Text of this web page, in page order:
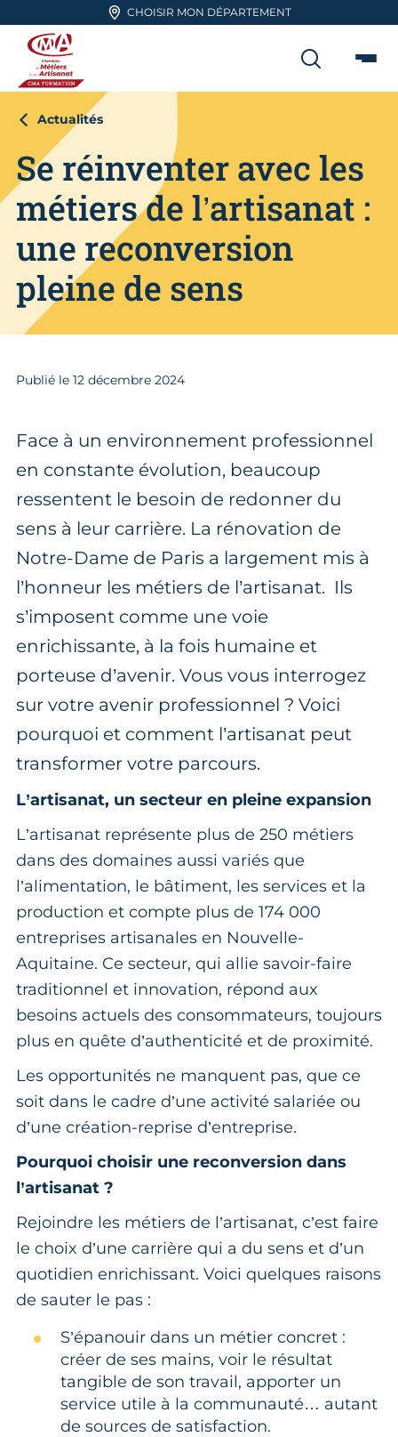
Aller en haut de pageCHOISIR MON DÉPARTEMENT
CMA FORMATION
Actualités
Se réinventer avec les
métiers de l’artisanat :
une reconversion
pleine de sens
Publié le 12 décembre 2024
Face à un environnement professionnel
en constante évolution, beaucoup
ressentent le besoin de redonner du
sens à leur carrière. La rénovation de
Notre-Dame de Paris a largement mis à
l’honneur les métiers de l’artisanat. Ils
s’imposent comme une voie
enrichissante, à la fois humaine et
porteuse d’avenir. Vous vous interrogez
sur votre avenir professionnel ? Voici
pourquoi et comment l’artisanat peut
transformer votre parcours.
L’artisanat, un secteur en pleine expansion
L’artisanat représente plus de 250 métiers
dans des domaines aussi variés que
l’alimentation, le bâtiment, les services et la
production et compte plus de 174 000
entreprises artisanales en Nouvelle-
Aquitaine. Ce secteur, qui allie savoir-faire
traditionnel et innovation, répond aux
besoins actuels des consommateurs, toujours
plus en quête d’authenticité et de proximité.
Les opportunités ne manquent pas, que ce
soit dans le cadre d’une activité salariée ou
d’une création-reprise d’entreprise.
Pourquoi choisir une reconversion dans
l’artisanat ?
Rejoindre les métiers de l’artisanat, c’est faire
le choix d’une carrière qui a du sens et d’un
quotidien enrichissant. Voici quelques raisons
de sauter le pas :
S’épanouir dans un métier concret :
créer de ses mains, voir le résultat
tangible de son travail, apporter un
service utile à la communauté… autant
de sources de satisfaction.